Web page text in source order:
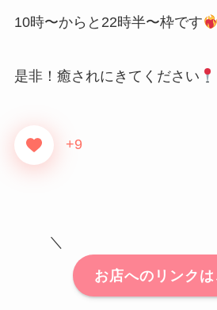
10時〜からと22時半〜枠です
是非！癒されにきてください
+9
＼
お店へのリンクは